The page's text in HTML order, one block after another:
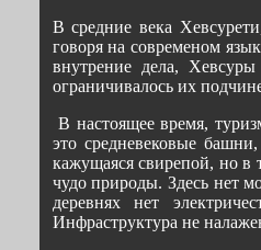
В средние века
говоря на современом
внутрение дела,
ограничивалось их
В настоящее время,
это средневековые
кажущаяся свирепой, но в
чудо природы. Здесь нет
деревнях нет
Инфраструктура не